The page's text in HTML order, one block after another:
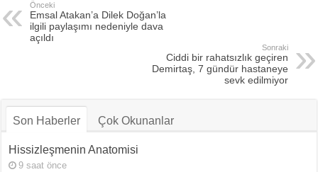
Önceki
Emsal Atakan’a Dilek Doğan’la
ilgili paylaşımı nedeniyle dava
açıldı
Sonraki
Ciddi bir rahatsızlık geçiren
Demirtaş, 7 gündür hastaneye
sevk edilmiyor
Son Haberler Çok Okunanlar
Hissizleşmenin Anatomisi
9 saat önce